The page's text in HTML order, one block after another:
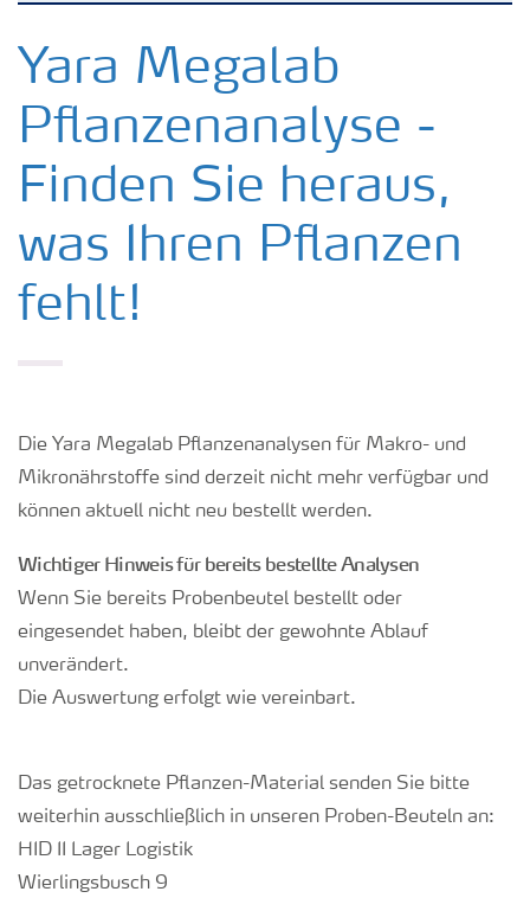
Kulturen
Düngemittel
Tools & Services
Medien
Yara Megalab
Pflanzenanalyse -
Finden Sie heraus,
was Ihren Pflanzen
fehlt!
Die Yara Megalab Pflanzenanalysen für Makro- und
Mikronährstoffe sind derzeit nicht mehr verfügbar und
können aktuell nicht neu bestellt werden.
Wichtiger Hinweis für bereits bestellte Analysen
Wenn Sie bereits Probenbeutel bestellt oder
eingesendet haben, bleibt der gewohnte Ablauf
unverändert.
Die Auswertung erfolgt wie vereinbart.
Das getrocknete Pflanzen-Material senden Sie bitte
weiterhin ausschließlich in unseren Proben-Beuteln an:
HID II Lager Logistik
Wierlingsbusch 9